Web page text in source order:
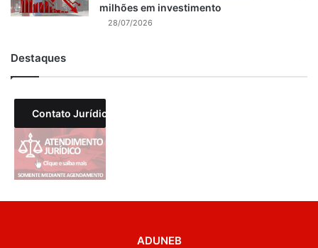
milhões em investimento
28/07/2026
Destaques
Contato Jurídico
ADUNEB